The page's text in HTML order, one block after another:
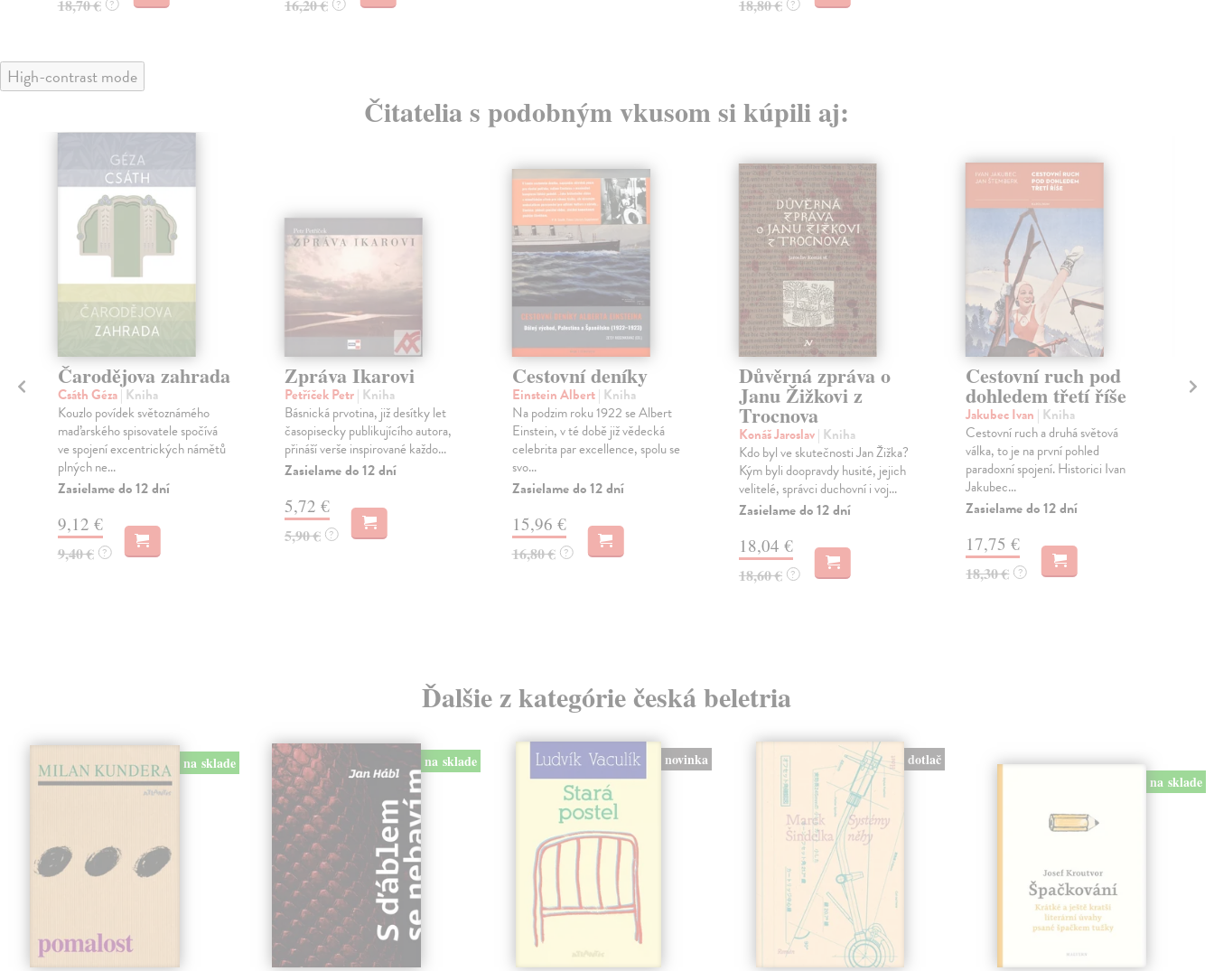
18,70 € ? 16,20 € ? 18,80 € ?
High-contrast mode
Čitatelia s podobným vkusom si kúpili aj:
Čarodějova zahrada
Csáth Géza| Kniha
Kouzlo povídek světoznámého
maďarského spisovatele spočívá
ve spojení excentrických námětů
plných ne...
Zasielame do 12 dní
9,12 €
9,40 € ?
Zpráva Ikarovi
Petříček Petr| Kniha
Básnická prvotina, již desítky let
časopisecky publikujícího autora,
přináší verše inspirované každo...
Zasielame do 12 dní
5,72 €
5,90 € ?
Cestovní deníky
Einstein Albert| Kniha
Na podzim roku 1922 se Albert
Einstein, v té době již vědecká
celebrita par excellence, spolu se
svo...
Zasielame do 12 dní
15,96 €
16,80 € ?
Důvěrná zpráva o
Janu Žižkovi z
Trocnova
Konáš Jaroslav| Kniha
Kdo byl ve skutečnosti Jan Žižka?
Kým byli doopravdy husité, jejich
velitelé, správci duchovní i voj...
Zasielame do 12 dní
18,04 €
18,60 € ?
Cestovní ruch pod
dohledem třetí říše
Jakubec Ivan | Kniha
Cestovní ruch a druhá světová
válka, to je na první pohled
paradoxní spojení. Historici Ivan
Jakubec...
Zasielame do 12 dní
17,75 €
18,30 € ?
Ďalšie z kategórie česká beletria
na sklade na sklade novinka dotlač
na sklade